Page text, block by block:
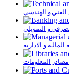
الفني و الهندسي
و التمويلي
و الادارية
مصادر المعلومات